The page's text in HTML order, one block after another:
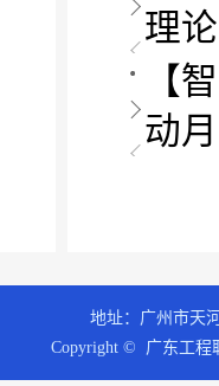
理
【
动
地址：广州市天
Copyright © 广东工程